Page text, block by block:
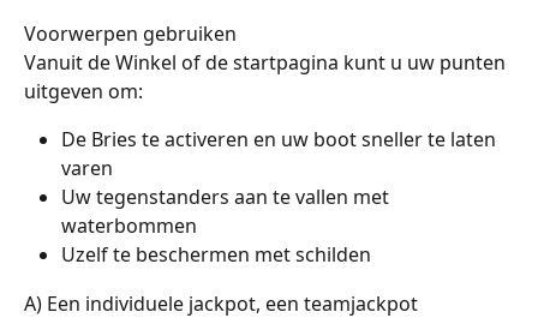
Voorwerpen gebruiken
Vanuit de Winkel of de startpagina kunt u uw punten
uitgeven om:
De Bries te activeren en uw boot sneller te laten
varen
Uw tegenstanders aan te vallen met
waterbommen
Uzelf te beschermen met schilden
A) Een individuele jackpot, een teamjackpot